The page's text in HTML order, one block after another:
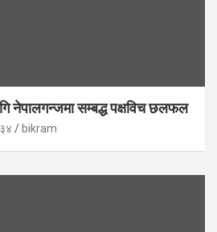
नेपालगन्जमा सम्बद्ध पक्षविच छलफल
bikram